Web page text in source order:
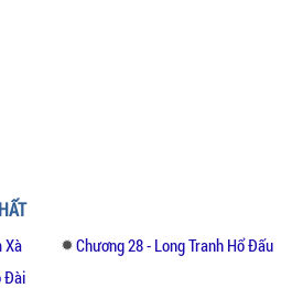
Xà
Chương 28 - Long Tranh Hổ Đấu
Đài